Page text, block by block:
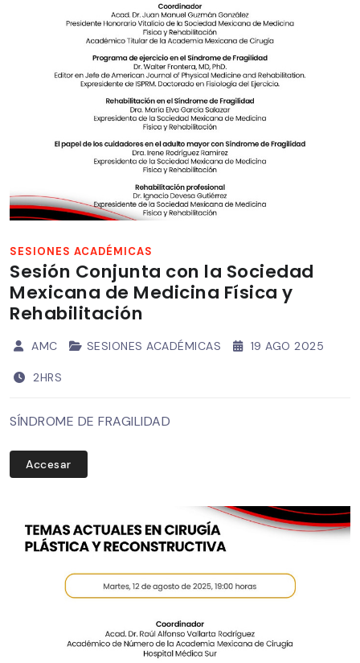
SESIONES ACADÉMICAS
Sesión Conjunta con la Sociedad
Mexicana de Medicina Física y
Rehabilitación
AMC SESIONES ACADÉMICAS 19 AGO 2025
2HRS
SÍNDROME DE FRAGILIDAD
Accesar